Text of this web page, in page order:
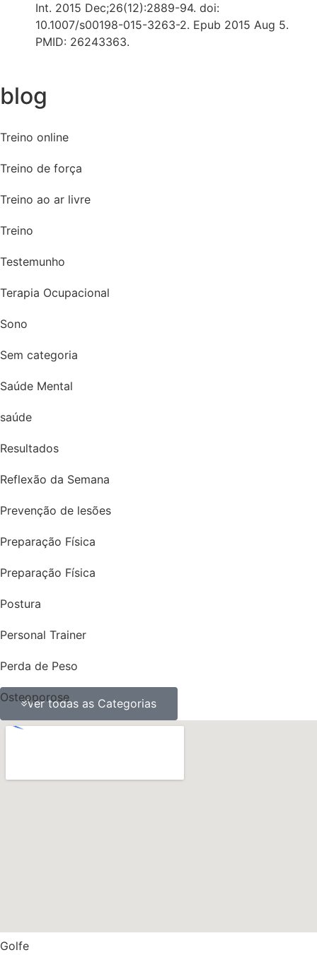
Int. 2015 Dec;26(12):2889-94. doi:
10.1007/s00198-015-3263-2. Epub 2015 Aug 5.
PMID: 26243363.
blog
Treino online
Treino de força
Treino ao ar livre
Treino
Testemunho
Terapia Ocupacional
Sono
Sem categoria
Saúde Mental
saúde
Resultados
Reflexão da Semana
Prevenção de lesões
Preparação Física
Preparação Física
Postura
Personal Trainer
Perda de Peso
Osteoporose
ossos
Golfe
Ver todas as Categorias